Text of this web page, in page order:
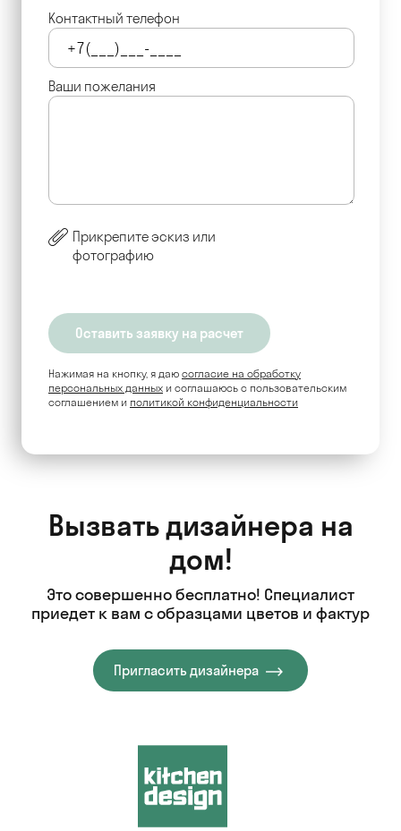
Контактный телефон
Ваши пожелания
Прикрепите эскиз или
фотографию
Нажимая на кнопку, я даю согласие на обработку
персональных данных и соглашаюсь c пользовательским
соглашением и политикой конфиденциальности
Вызвать дизайнера на
дом!
Это совершенно бесплатно! Специалист
приедет к вам с образцами цветов и фактур
Пригласить дизайнера